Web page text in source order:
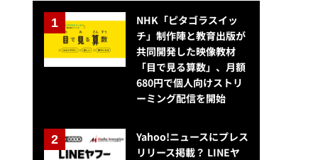
NHK「ピタゴラスイッ
チ」制作陣と教育出版が
共同開発した映像教材
「目で見る算数」、月額
680円で個人向けストリ
ーミング配信を開始
Yahoo!ニュースにプレス
リリース掲載？ LINEヤ